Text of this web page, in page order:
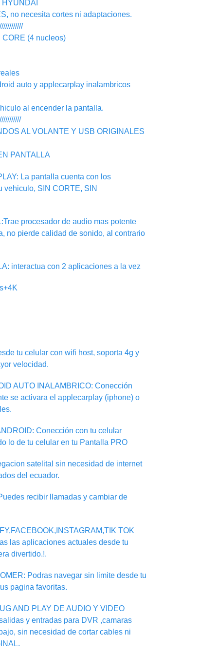
no necesita cortes ni adaptaciones.
CORE (4 nucleos)
auto y applecarplay inalambricos
al encender la pantalla.
AL VOLANTE Y USB ORIGINALES
PANTALLA
La pantalla cuenta con los
vehiculo, SIN CORTE, SIN
procesador de audio mas potente
no pierde calidad de sonido, al contrario
interactua con 2 aplicaciones a la vez
tu celular con wifi host, soporta 4g y
velocidad.
AUTO INALAMBRICO: Conección
se activara el applecarplay (iphone) o
Conección con tu celular
lo de tu celular en tu Pantalla PRO
satelital sin necesidad de internet
del ecuador.
recibir llamadas y cambiar de
TOK
las aplicaciones actuales desde tu
divertido.!.
Podras navegar sin limite desde tu
pagina favoritas.
AND PLAY DE AUDIO Y VIDEO
y entradas para DVR ,camaras
sin necesidad de cortar cables ni